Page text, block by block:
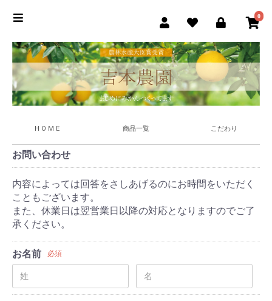
0
H O M E 商品一覧 こだわり
お問い合わせ
内容によっては回答をさしあげるのにお時間をいただく
こともございます。
また、休業日は翌営業日以降の対応となりますのでご了
承ください。
お名前 必須